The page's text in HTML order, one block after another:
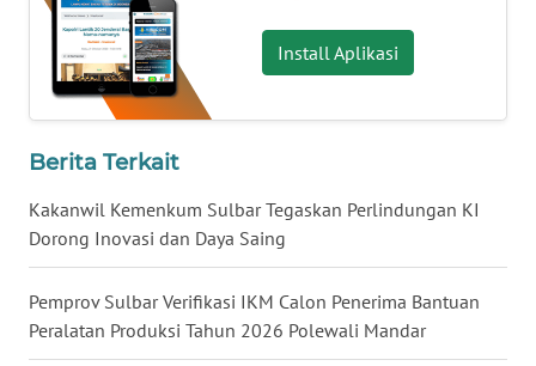
Install Aplikasi
Berita Terkait
Kakanwil Kemenkum Sulbar Tegaskan Perlindungan KI
Dorong Inovasi dan Daya Saing
Pemprov Sulbar Verifikasi IKM Calon Penerima Bantuan
Peralatan Produksi Tahun 2026 Polewali Mandar
WN
BABEL
WN
SUMBAR
WN
SUMSEL
WN
BENGKULU